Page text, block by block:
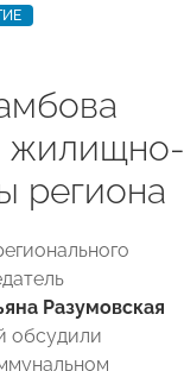
жилищно-
региона
Разумовская
обсудили